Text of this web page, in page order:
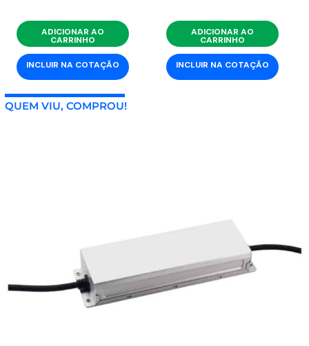
ADICIONAR AO
CARRINHO
INCLUIR NA COTAÇÃO
ADICIONAR AO
CARRINHO
INCLUIR NA COTAÇÃO
QUEM VIU, COMPROU!